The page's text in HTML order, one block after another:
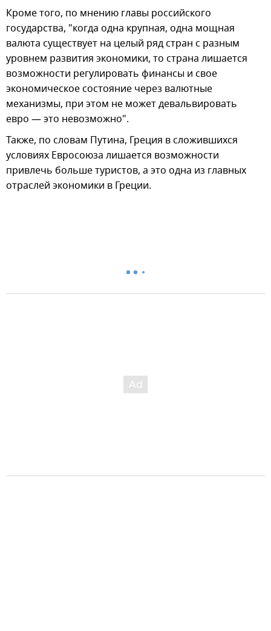
Кроме того, по мнению главы российского
государства, "когда одна крупная, одна мощная
валюта существует на целый ряд стран с разным
уровнем развития экономики, то страна лишается
возможности регулировать финансы и свое
экономическое состояние через валютные
механизмы, при этом не может девальвировать
евро — это невозможно".
Также, по словам Путина, Греция в сложившихся
условиях Евросоюза лишается возможности
привлечь больше туристов, а это одна из главных
отраслей экономики в Греции.